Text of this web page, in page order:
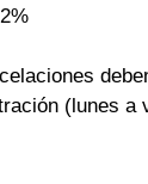
(lunes a